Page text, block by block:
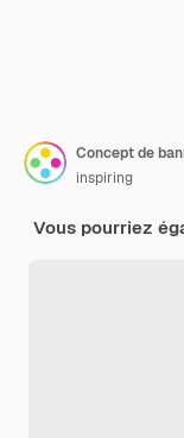
inspiring
Vous pourriez